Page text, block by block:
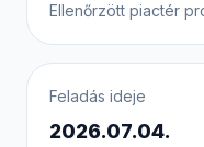
Ellenőrzött piactér
Feladás ideje
2026.07.04.